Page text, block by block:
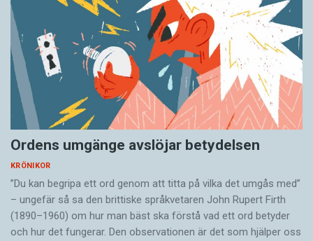
Ordens umgänge avslöjar betydelsen
KRÖNIKOR
”Du kan begripa ett ord genom att titta på vilka det umgås med”
– ungefär så sa den brittiske språkvetaren John Rupert Firth
(1890–1960) om hur man bäst ska förstå vad ett ord betyder
och hur det fungerar. Den ­observationen är det som hjälper oss